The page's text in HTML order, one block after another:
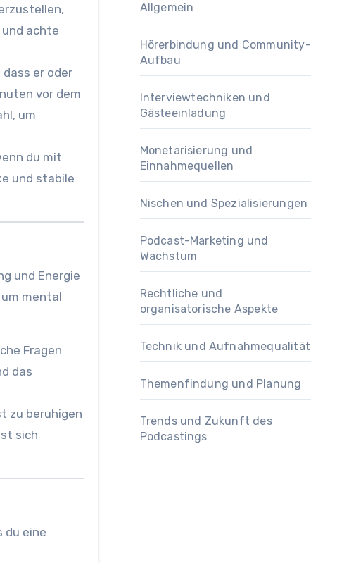
achte
er oder
vor dem
um
du mit
und stabile
und Energie
mental
Fragen
das
zu beruhigen
sich
du eine
Allgemein
Hörerbindung und Community-
Aufbau
Interviewtechniken und
Gästeeinladung
Monetarisierung und
Einnahmequellen
Nischen und Spezialisierungen
Podcast-Marketing und
Wachstum
Rechtliche und
organisatorische Aspekte
Technik und Aufnahmequalität
Themenfindung und Planung
Trends und Zukunft des
Podcastings